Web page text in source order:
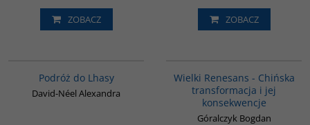
ZOBACZ ZOBACZ
Podróż do Lhasy
David-Néel Alexandra
Wielki Renesans - Chińska
transformacja i jej
konsekwencje
Góralczyk Bogdan